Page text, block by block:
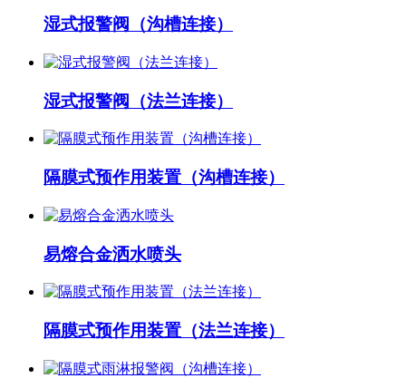
湿式报警阀（沟槽连接）
湿式报警阀（法兰连接）
隔膜式预作用装置（沟槽连接）
易熔合金洒水喷头
隔膜式预作用装置（法兰连接）